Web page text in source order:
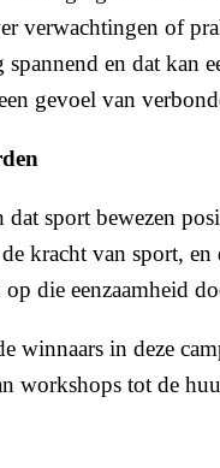
verwachtingen of
en dat kan
gevoel van
sport bewezen
kracht van sport,
die eenzaamheid
winnaars in deze
workshops tot de